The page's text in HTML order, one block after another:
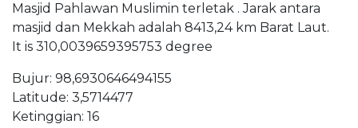
Masjid Pahlawan Muslimin terletak . Jarak antara
masjid dan Mekkah adalah 8413,24 km Barat Laut.
It is 310,0039659395753 degree
Bujur: 98,6930646494155
Latitude: 3,5714477
Ketinggian: 16